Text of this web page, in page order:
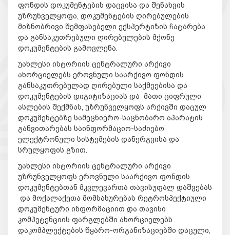
ფონდის დოკუმენტების დაცვისა და შენახვის
უზრუნველყოფა, დოკუმენტების ღირებულების
მიზნობრივი შემფასებელი ექსპერტიზის ჩატარება
და განსაკუთრებული ღირებულების მქონე
დოკუმენტების გამოვლენა.
უახლესი ისტორიის ცენტრალური არქივი
ახორციელებს ეროვნული საარქივო ფონდის
განსაკუთრებულად ღირებული საქმეებისა და
დოკუმენტების დიგიტიზაციას და მათი ციფრული
ასლების შექმნას, უზრუნველყოფს არქივში დაცულ
დოკუმენტებზე სამეცნიერო-საცნობარო აპარატის
განვითარებას საინფორმაციო-საძიებო
ელექტრონული სისტემების დანერგვისა და
სრულყოფის გზით.
უახლესი ისტორიის ცენტრალური არქივი
უზრუნველყოფს ეროვნული საარქივო ფონდის
დოკუმენტებთან მკვლევართა თავისუფალ დაშვებას
და მოქალაქეთა მომსახურებას რეტროსპექტიული
დოკუმენტური ინფორმაციით და თავისი
კომპეტენციის ფარგლებში ახორციელებს
დაკომპლექტების წყარო-ორგანიზაციებში დაცული,